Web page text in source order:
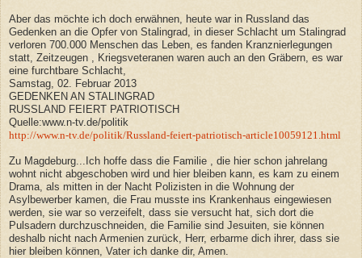
Aber das möchte ich doch erwähnen, heute war in Russland das
Gedenken an die Opfer von Stalingrad, in dieser Schlacht um Stalingrad
verloren 700.000 Menschen das Leben, es fanden Kranznierlegungen
statt, Zeitzeugen , Kriegsveteranen waren auch an den Gräbern, es war
eine furchtbare Schlacht,
Samstag, 02. Februar 2013
GEDENKEN AN STALINGRAD
RUSSLAND FEIERT PATRIOTISCH
Quelle:www.n-tv.de/politik
http://www.n-tv.de/politik/Russland-feiert-patriotisch-article10059121.html
Zu Magdeburg...Ich hoffe dass die Familie , die hier schon jahrelang
wohnt nicht abgeschoben wird und hier bleiben kann, es kam zu einem
Drama, als mitten in der Nacht Polizisten in die Wohnung der
Asylbewerber kamen, die Frau musste ins Krankenhaus eingewiesen
werden, sie war so verzeifelt, dass sie versucht hat, sich dort die
Pu lsadern durchzuschneiden, die Familie sind Jesuiten, sie können
deshalb nicht nach Armenien zurück, Herr, erbarme dich ihrer, dass sie
hier bleiben können, Vater ich danke dir, Amen.